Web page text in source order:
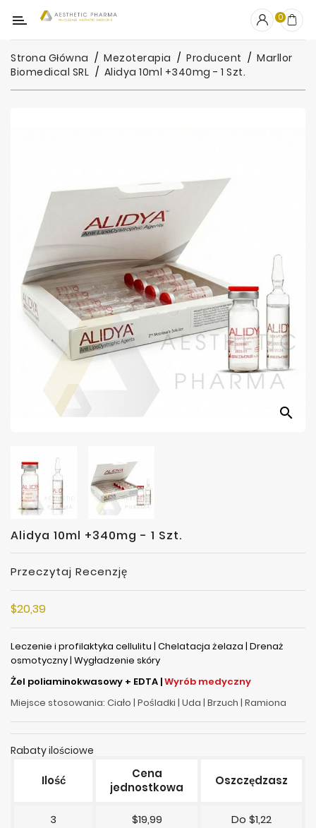
Kategoria
OUTLET
Wypełniacze
Skincare
Artykuły
Jednorazowe
Producenci
0
Strona Główna Mezoterapia Producent
Marllor
Biomedical SRL
Alidya 10ml +340mg - 1 Szt.
search
Alidya 10ml +340mg - 1 Szt.
Przeczytaj Recenzję
$20,39
Leczenie i profilaktyka cellulitu | Chelatacja żelaza | Drenaż
osmotyczny | Wygładzenie skóry
Żel poliaminokwasowy + EDTA |Wyrób medyczny
Miejsce stosowania: Ciało | Pośladki | Uda | Brzuch | Ramiona
Rabaty ilościowe
Ilość
Cena
jednostkowa
Oszczędzasz
3 $19,99 Do $1,22